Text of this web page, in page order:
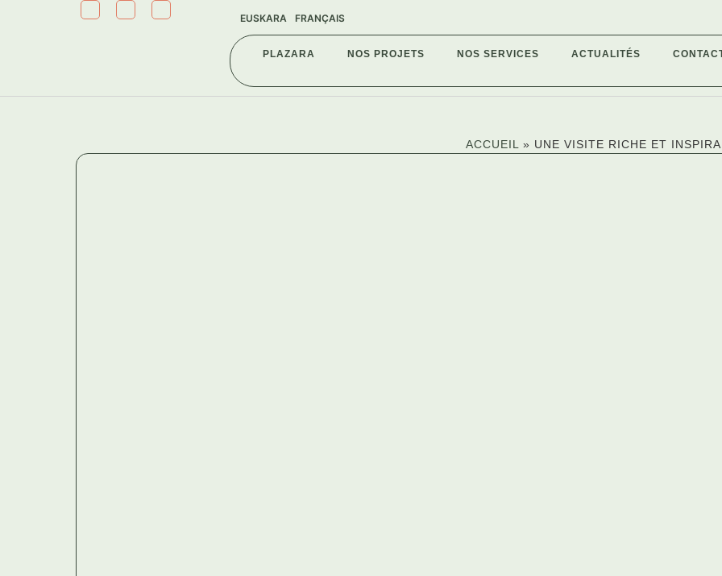
EUSKARA FRANÇAIS
PLAZARA NOS PROJETS NOS SERVICES ACTUALITÉS
ACCUEIL » UNE VISITE RICHE ET